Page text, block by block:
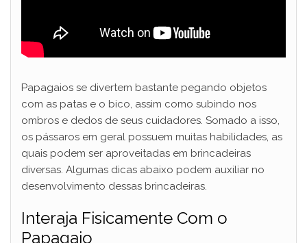
Papagaios se divertem bastante pegando objetos
com as patas e o bico, assim como subindo nos
ombros e dedos de seus cuidadores. Somado a isso,
os pássaros em geral possuem muitas habilidades, as
quais podem ser aproveitadas em brincadeiras
diversas. Algumas dicas abaixo podem auxiliar no
desenvolvimento dessas brincadeiras.
Interaja Fisicamente Com o
Papagaio